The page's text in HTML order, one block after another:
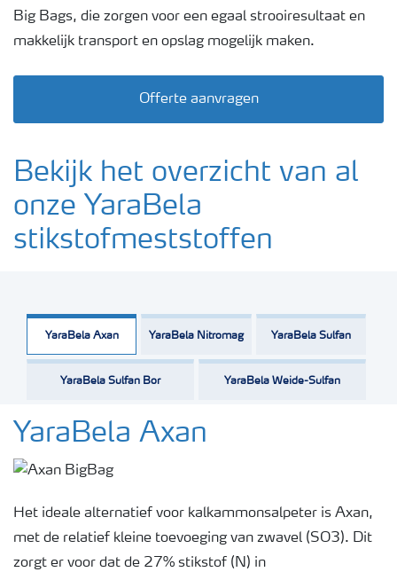
Big Bags, die zorgen voor een egaal strooiresultaat en
makkelijk transport en opslag mogelijk maken.
Offerte aanvragen
Bekijk het overzicht van al
onze YaraBela
stikstofmeststoffen
YaraBela Axan YaraBela Nitromag YaraBela Sulfan
YaraBela Sulfan Bor YaraBela Weide-Sulfan
YaraBela Axan
Het ideale alternatief voor kalkammonsalpeter is Axan,
met de relatief kleine toevoeging van zwavel (SO3). Dit
zorgt er voor dat de 27% stikstof (N) in